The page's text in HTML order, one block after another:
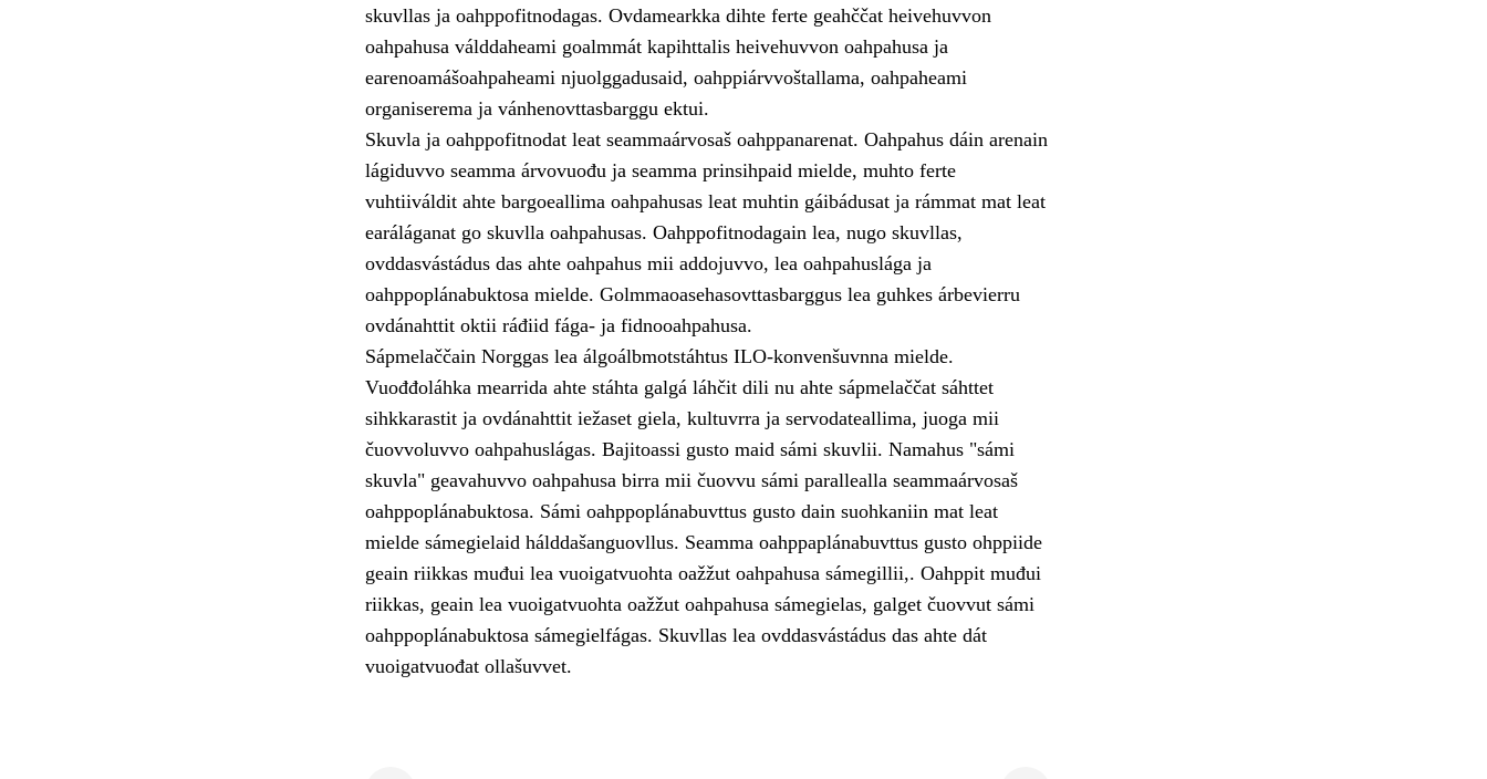
skuvllas ja oahppofitnodagas. Ovdamearkka dihte ferte geahččat heivehuvvon
oahpahusa válddaheami goalmmát kapihttalis heivehuvvon oahpahusa ja
earenoamášoahpaheami njuolggadusaid, oahppiárvvoštallama, oahpaheami
organiserema ja vánhenovttasbarggu ektui.
Skuvla ja oahppofitnodat leat seammaárvosaš oahppanarenat. Oahpahus dáin arenain
lágiduvvo seamma árvovuođu ja seamma prinsihpaid mielde, muhto ferte
vuhtiiváldit ahte bargoeallima oahpahusas leat muhtin gáibádusat ja rámmat mat leat
earáláganat go skuvlla oahpahusas. Oahppofitnodagain lea, nugo skuvllas,
ovddasvástádus das ahte oahpahus mii addojuvvo, lea oahpahuslága ja
oahppoplánabuktosa mielde. Golmmaoasehasovttasbarggus lea guhkes árbevierru
ovdánahttit oktii ráđiid fága- ja fidnooahpahusa.
Sápmelaččain Norggas lea álgoálbmotstáhtus ILO-konvenšuvnna mielde.
Vuođđoláhka mearrida ahte stáhta galgá láhčit dili nu ahte sápmelaččat sáhttet
sihkkarastit ja ovdánahttit iežaset giela, kultuvrra ja servodateallima, juoga mii
čuovvoluvvo oahpahuslágas. Bajitoassi gusto maid sámi skuvlii. Namahus "sámi
skuvla" geavahuvvo oahpahusa birra mii čuovvu sámi parallealla seammaárvosaš
oahppoplánabuktosa. Sámi oahppoplánabuvttus gusto dain suohkaniin mat leat
mielde sámegielaid hálddašanguovllus. Seamma oahppaplánabuvttus gusto ohppiide
geain riikkas muđui lea vuoigatvuohta oažžut oahpahusa sámegillii,. Oahppit muđui
riikkas, geain lea vuoigatvuohta oažžut oahpahusa sámegielas, galget čuovvut sámi
oahppoplánabuktosa sámegielfágas. Skuvllas lea ovddasvástádus das ahte dát
vuoigatvuođat ollašuvvet.